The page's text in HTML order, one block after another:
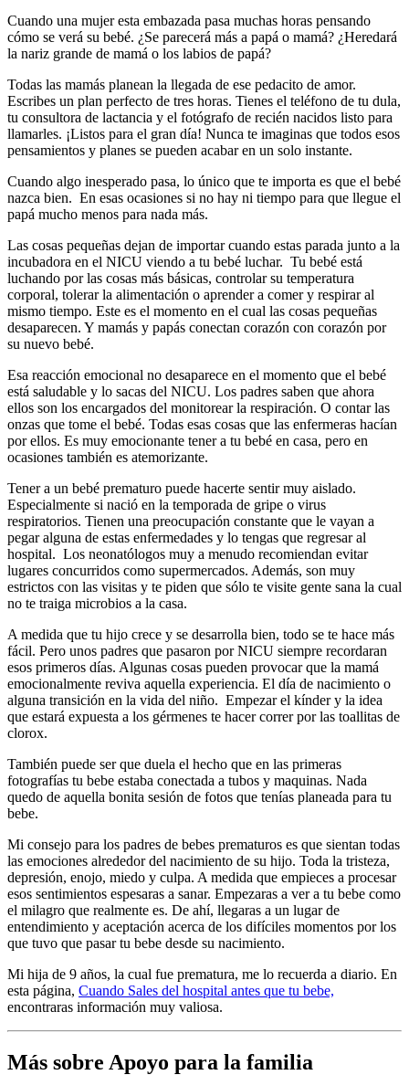
Cuando una mujer esta embazada pasa muchas horas pensando
cómo se verá su bebé. ¿Se parecerá más a papá o mamá? ¿Heredará
la nariz grande de mamá o los labios de papá?
Todas las mamás planean la llegada de ese pedacito de amor.
Escribes un plan perfecto de tres horas. Tienes el teléfono de tu dula,
tu consultora de lactancia y el fotógrafo de recién nacidos listo para
llamarles. ¡Listos para el gran día! Nunca te imaginas que todos esos
pensamientos y planes se pueden acabar en un solo instante.
Cuando algo inesperado pasa, lo único que te importa es que el bebé
nazca bien. En esas ocasiones si no hay ni tiempo para que llegue el
papá mucho menos para nada más.
Las cosas pequeñas dejan de importar cuando estas parada junto a la
incubadora en el NICU viendo a tu bebé luchar. Tu bebé está
luchando por las cosas más básicas, controlar su temperatura
corporal, tolerar la alimentación o aprender a comer y respirar al
mismo tiempo. Este es el momento en el cual las cosas pequeñas
desaparecen. Y mamás y papás conectan corazón con corazón por
su nuevo bebé.
Esa reacción emocional no desaparece en el momento que el bebé
está saludable y lo sacas del NICU. Los padres saben que ahora
ellos son los encargados del monitorear la respiración. O contar las
onzas que tome el bebé. Todas esas cosas que las enfermeras hacían
por ellos. Es muy emocionante tener a tu bebé en casa, pero en
ocasiones también es atemorizante.
Tener a un bebé prematuro puede hacerte sentir muy aislado.
Especialmente si nació en la temporada de gripe o virus
respiratorios. Tienen una preocupación constante que le vayan a
pegar alguna de estas enfermedades y lo tengas que regresar al
hospital. Los neonatólogos muy a menudo recomiendan evitar
lugares concurridos como supermercados. Además, son muy
estrictos con las visitas y te piden que sólo te visite gente sana la cual
no te traiga microbios a la casa.
A medida que tu hijo crece y se desarrolla bien, todo se te hace más
fácil. Pero unos padres que pasaron por NICU siempre recordaran
esos primeros días. Algunas cosas pueden provocar que la mamá
emocionalmente reviva aquella experiencia. El día de nacimiento o
alguna transición en la vida del niño. Empezar el kínder y la idea
que estará expuesta a los gérmenes te hacer correr por las toallitas de
clorox.
También puede ser que duela el hecho que en las primeras
fotografías tu bebe estaba conectada a tubos y maquinas. Nada
quedo de aquella bonita sesión de fotos que tenías planeada para tu
bebe.
Mi consejo para los padres de bebes prematuros es que sientan todas
las emociones alrededor del nacimiento de su hijo. Toda la tristeza,
depresión, enojo, miedo y culpa. A medida que empieces a procesar
esos sentimientos espesaras a sanar. Empezaras a ver a tu bebe como
el milagro que realmente es. De ahí, llegaras a un lugar de
entendimiento y aceptación acerca de los difíciles momentos por los
que tuvo que pasar tu bebe desde su nacimiento.
Mi hija de 9 años, la cual fue prematura, me lo recuerda a diario. En
esta página, Cuando Sales del hospital antes que tu bebe,
encontraras información muy valiosa.
Más sobre Apoyo para la familia